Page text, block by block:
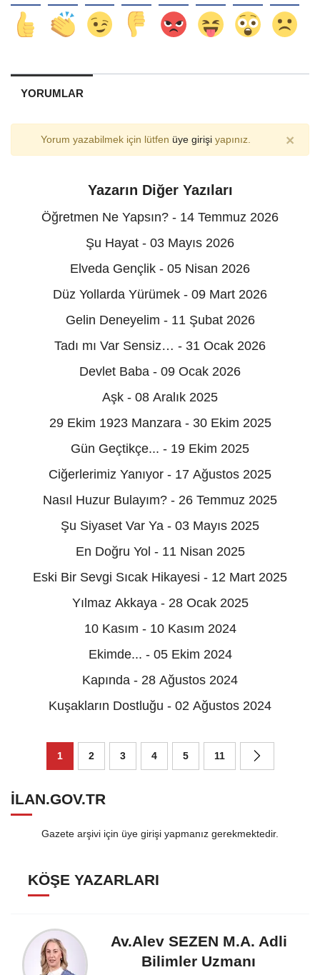
YORUMLAR
Yorum yazabilmek için lütfen üye girişiyapınız. ×
Yazarın Diğer Yazıları
Öğretmen Ne Yapsın? - 14 Temmuz 2026
Şu Hayat - 03 Mayıs 2026
Elveda Gençlik - 05 Nisan 2026
Düz Yollarda Yürümek - 09 Mart 2026
Gelin Deneyelim - 11 Şubat 2026
Tadı mı Var Sensiz… - 31 Ocak 2026
Devlet Baba - 09 Ocak 2026
Aşk - 08 Aralık 2025
29 Ekim 1923 Manzara - 30 Ekim 2025
Gün Geçtikçe... - 19 Ekim 2025
Ciğerlerimiz Yanıyor - 17 Ağustos 2025
Nasıl Huzur Bulayım? - 26 Temmuz 2025
Şu Siyaset Var Ya - 03 Mayıs 2025
En Doğru Yol - 11 Nisan 2025
Eski Bir Sevgi Sıcak Hikayesi - 12 Mart 2025
Yılmaz Akkaya - 28 Ocak 2025
10 Kasım - 10 Kasım 2024
Ekimde... - 05 Ekim 2024
Kapında - 28 Ağustos 2024
Kuşakların Dostluğu - 02 Ağustos 2024
1 2 3 4 5 11
ILAN.GOV.TR
Gazete arşivi için üye girişi yapmanız gerekmektedir.
KÖŞE YAZARLARI
Av.Alev SEZEN M.A. Adli
Bilimler Uzmanı